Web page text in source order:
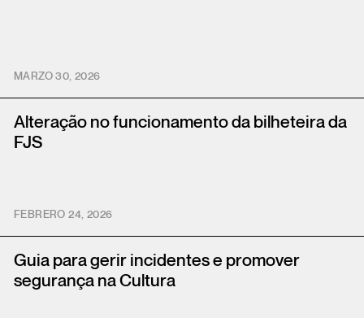
MARZO 30, 2026
Alteração no funcionamento da bilheteira da
FJS
FEBRERO 24, 2026
Guia para gerir incidentes e promover
segurança na Cultura